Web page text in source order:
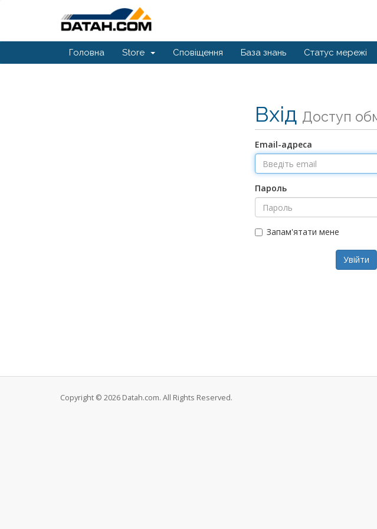
Головна Store Сповіщення База знань Статус мережі
Вхід Доступ
Email-адреса
Пароль
Запам'ятати мене
Copyright © 2026 Datah.com. All Rights Reserved.